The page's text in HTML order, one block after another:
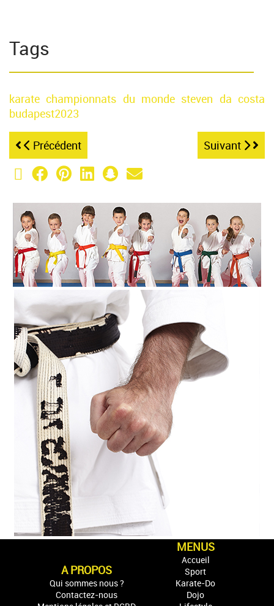
Tags
karatechampionnats du monde steven da costa
budapest2023
Précédent Suivant
X (Twitter)
Facebook
Pinterest
LinkedIn
Snapchat
Email
A PROPOS
Qui sommes nous ?
Contactez-nous
MENUS
Accueil
Sport
Karate-Do
Dojo